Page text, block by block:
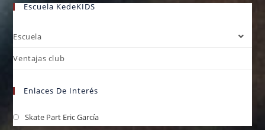
Escuela KedeKIDS
Escuela
Ventajas club
Enlaces De Interés
Skate Part Eric García